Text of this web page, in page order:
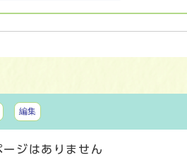
編集
ジはありません